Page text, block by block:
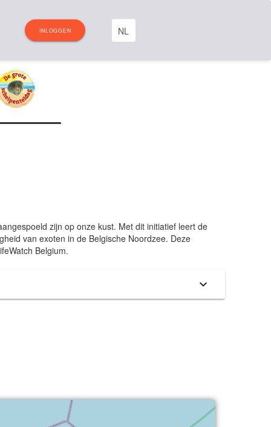
INLOGGEN
zijn op onze kust. Met dit initiatief leert de
van exoten in de Belgische Noordzee. Deze
Belgium.